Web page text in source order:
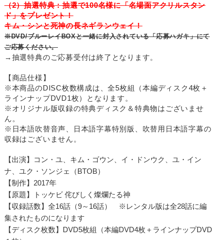
（2）抽選特典：抽選で100名様に「名場面アクリルスタン
ド」をプレゼント！
キム・シンと死神の長ネギランウェイ！
※DVD/ブルーレイBOXと一緒に封入されている「応募ハガキ」にて
ご応募ください。
→抽選特典のご応募受付は終了となります。
【商品仕様】
※本商品のDISC枚数構成は、全5枚組（本編ディスク4枚＋
ラインナップDVD1枚）となります。
※オリジナル版収録の特典ディスク＆特典物はございませ
ん。
※日本語吹替音声、日本語字幕特別版、吹替用日本語字幕の
収録はございません。
【出演】コン・ユ、キム・ゴウン、イ・ドンウク、ユ・イン
ナ、ユク・ソンジェ（BTOB）
【制作】2017年
【原題】トッケビ 侘びしく燦爛たる神
【収録話数】全16話（9～16話） ※レンタル版は全28話に編
集されたものになります
【ディスク枚数】DVD5枚組（本編DVD4枚＋ラインナップDVD